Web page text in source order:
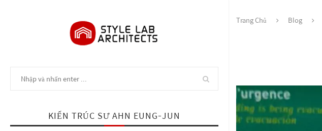
KIẾN TRÚC SƯ AHN EUNG-JUN
Trang Chủ Blog